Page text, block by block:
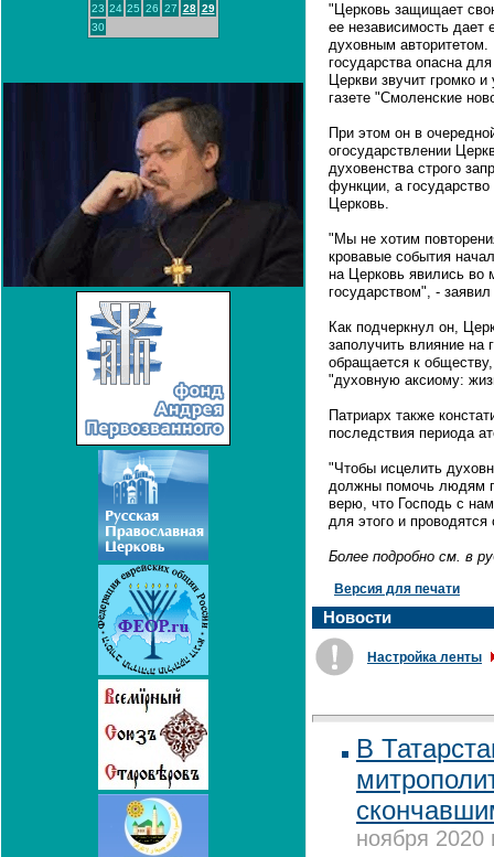
23 24 25 26 27 28 29
30
"Церковь защищает
ее независимость дает
духовным
государства опасна
Церкви звучит громко
газете "Смоленские
При этом он в
огосударствлении
духовенства строго
функции, а
Церковь.
"Мы не хотим
кровавые события
на Церковь явились во
государством", -
Как подчеркнул он,
заполучить влияние на
обращается к
"духовную аксиому:
Патриарх также
последствия периода
"Чтобы исцелить
должны помочь людям
верю, что Господь с
для этого и
Более подробно см. в
Версия для печати
Новости
Настройка ленты
В
ноября 2020